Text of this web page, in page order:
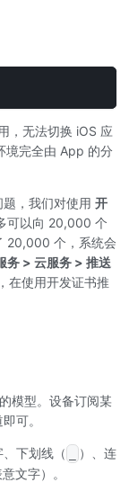
，无法切换 iOS 应
境完全由 App 的分
，我们对使用 开
可以向 20,000 个
20,000 个，系统会
务 > 云服务 > 推送
在使用开发证书推
模型。设备订阅某
可。
下划线（
）、连
文字）。